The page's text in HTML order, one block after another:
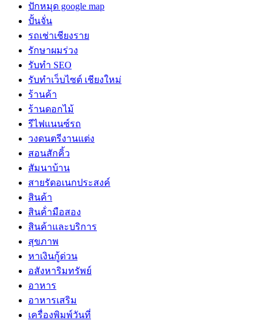
ปักหมุด google map
ปั้นจั่น
รถเช่าเชียงราย
รักษาผมร่วง
รับทำ SEO
รับทำเว็บไซต์ เชียงใหม่
ร้านค้า
ร้านดอกไม้
รีไฟแนนซ์รถ
วงดนตรีงานแต่ง
สอนสักคิ้ว
สัมนาบ้าน
สายรัดอเนกประสงค์
สินค้า
สินค้่ามือสอง
สินค้าและบริการ
สุขภาพ
หาเงินกู้ด่วน
อสังหาริมทรัพย์
อาหาร
อาหารเสริม
เครื่องพิมพ์วันที่